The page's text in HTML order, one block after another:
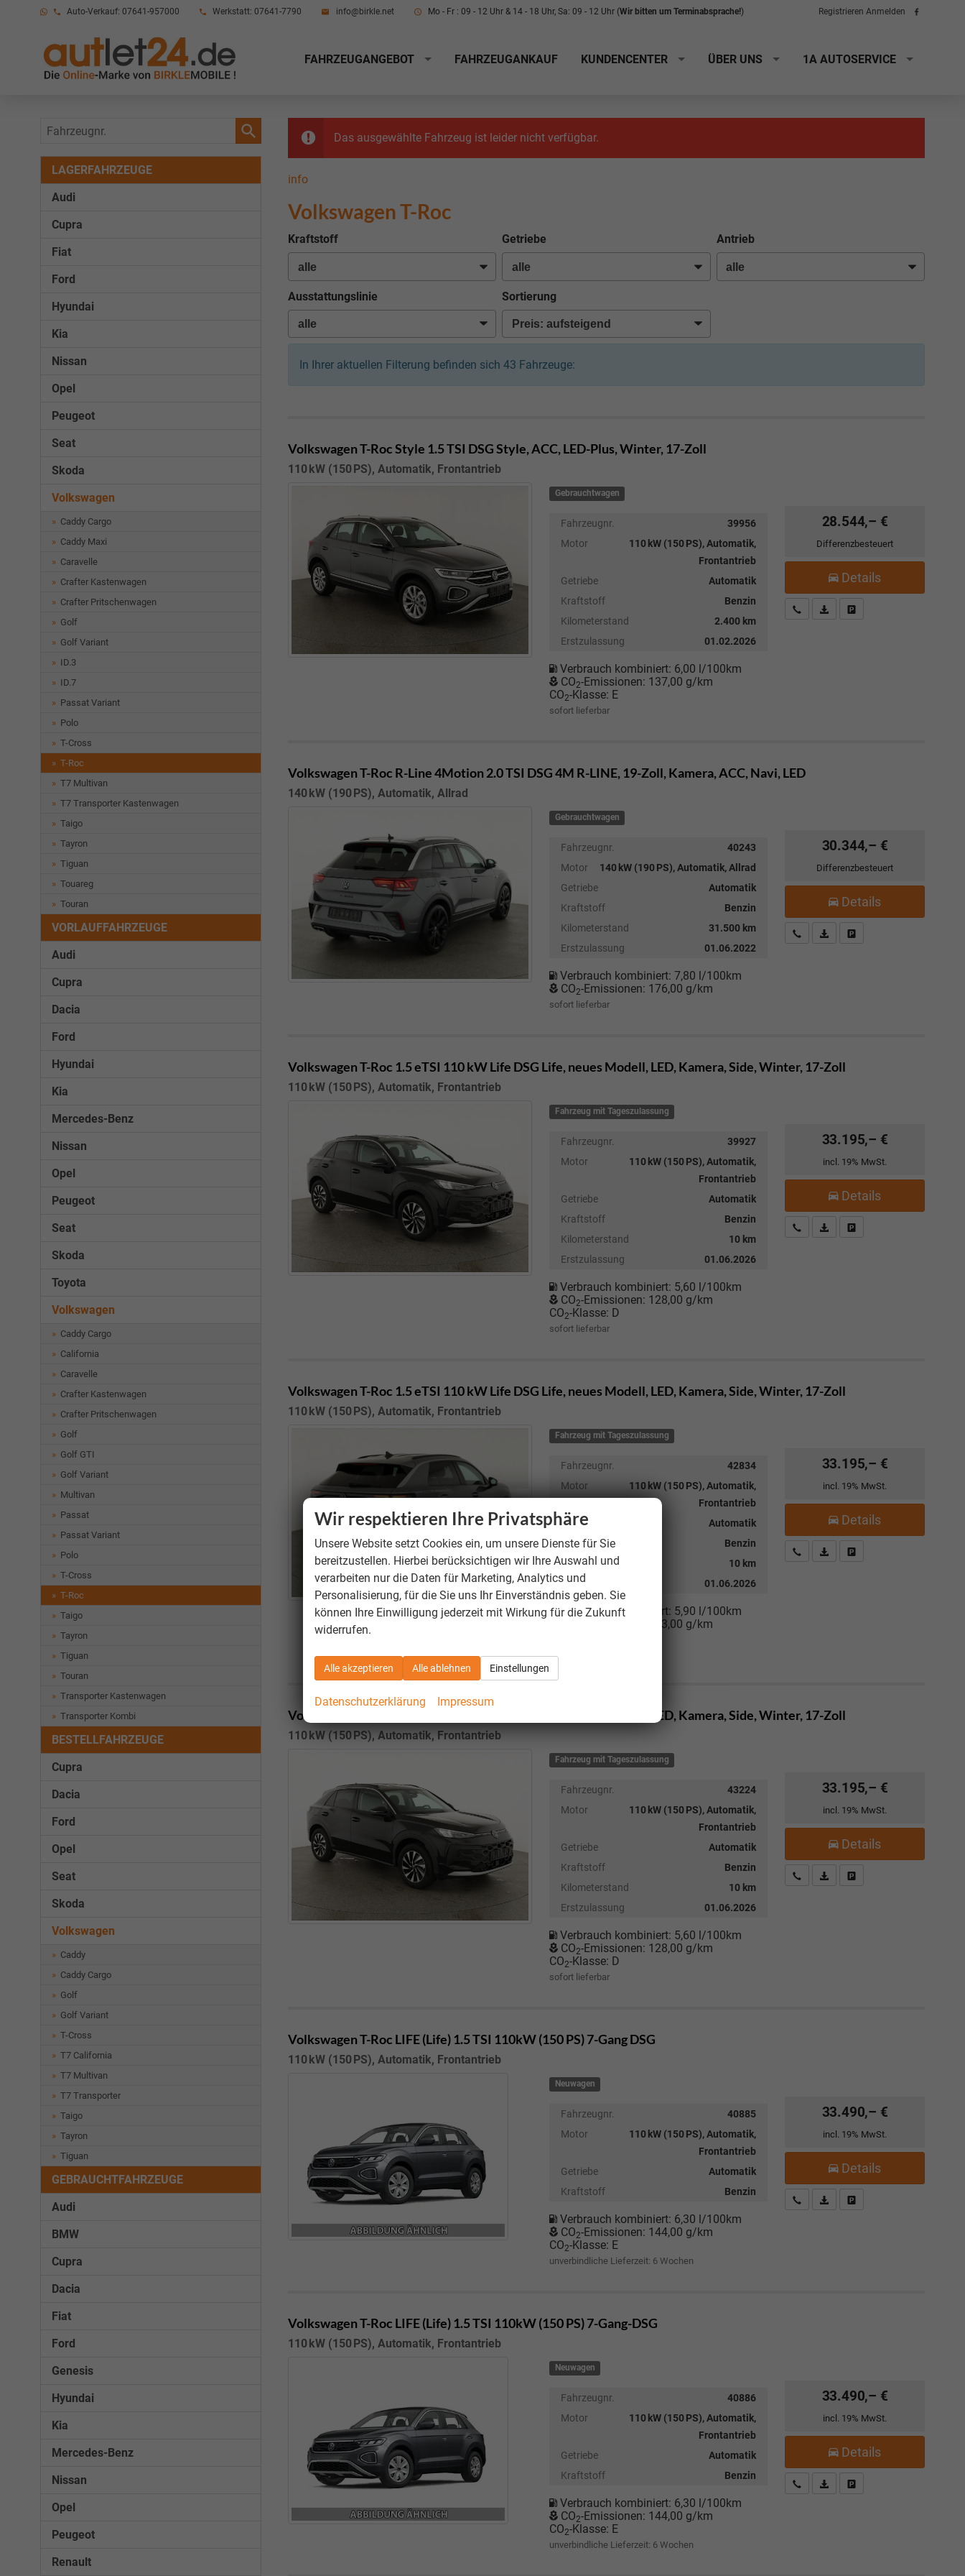
Auto-Verkauf: 07641-957000 Werkstatt: 07641-7790 info@birkle.net Mo - Fr : 09 - 12 Uhr & 14 - 18 Uhr, Sa: 09 - 12 Uhr (Wir bitten um Terminabsprache!) Registrieren Anmelden
Folge
FAHRZEUGANGEBOT FAHRZEUGANKAUF KUNDENCENTER ÜBER UNS 1A AUTOSERVICE
Das ausgewählte Fahrzeug ist leider nicht verfügbar.
info
Volkswagen T-Roc
Kraftstoff Getriebe Antrieb
Ausstattungslinie Sortierung
In Ihrer aktuellen Filterung befinden sich 43 Fahrzeuge:
Volkswagen T-RocStyle 1.5 TSI DSG Style, ACC, LED-Plus, Winter, 17-Zoll
110 kW (150 PS), Automatik, Frontantrieb
Gebrauchtwagen
Fahrzeugnr.
39956
Motor
110 kW (150 PS), Automatik,
Frontantrieb
Getriebe
Automatik
Kraftstoff
Benzin
Kilometerstand
2.400 km
Erstzulassung
01.02.2026
Verbrauch kombiniert: 6,00 l/100km
CO2-Emissionen: 137,00 g/km
CO2-Klasse: E
sofort lieferbar
28.544,– €
Differenzbesteuert
Details
Kostenloser Rückruf-Service
PDF-Datei, Fahrzeugexposé
Volkswagen T-Roc R-Line 4Motion 2.0 TSI DSG 4M R-LINE, 19-Zoll, Kamera, ACC, Navi, LED
140 kW (190 PS), Automatik, Allrad
Gebrauchtwagen
Fahrzeugnr.
40243
Motor
140 kW (190 PS), Automatik, Allrad
Getriebe
Automatik
Kraftstoff
Benzin
Kilometerstand
31.500 km
Erstzulassung
01.06.2022
Verbrauch kombiniert:7,80 l/100km
CO2-Emissionen: 176,00 g/km
sofort lieferbar
30.344,– €
Differenzbesteuert
Details
Kostenloser Rückruf-Service
PDF-Datei, Fahrzeugexposé
Volkswagen T-Roc 1.5 eTSI 110 kW Life DSG Life, neues Modell, LED, Kamera, Side, Winter, 17-Zoll
110 kW (150 PS), Automatik, Frontantrieb
Fahrzeug mit Tageszulassung
Fahrzeugnr.
39927
Motor
110 kW (150 PS), Automatik,
Frontantrieb
Getriebe
Automatik
Kraftstoff
Benzin
Kilometerstand
10 km
Erstzulassung
01.06.2026
Verbrauch kombiniert: 5,60 l/100km
CO2-Emissionen: 128,00 g/km
CO2-Klasse: D
sofort lieferbar
33.195,– €
incl. 19% MwSt.
Details
Kostenloser Rückruf-Service
PDF-Datei, Fahrzeugexposé
Volkswagen T-Roc 1.5 eTSI 110 kW Life DSG Life, neues Modell, LED, Kamera, Side, Winter, 17-Zoll
110 kW (150 PS), Automatik, Frontantrieb
Fahrzeug mit Tageszulassung
Fahrzeugnr.
42834
Motor
110 kW (150 PS), Automatik,
Frontantrieb
Getriebe
Automatik
Kraftstoff
Benzin
Kilometerstand
10 km
Erstzulassung
01.06.2026
Verbrauch kombiniert: 5,90 l/100km
133,00 g/km
33.195,– €
incl. 19% MwSt.
Details
Kostenloser Rückruf-Service
PDF-Datei, Fahrzeugexposé
Volkswagen T-Roc 1.5 eTSI 110 kW Life DSG Life, neues Modell, LED, Kamera, Side, Winter, 17-Zoll
110 kW (150 PS), Automatik, Frontantrieb
Fahrzeug mit Tageszulassung
Fahrzeugnr.
43224
Motor
110 kW (150 PS), Automatik,
Frontantrieb
Getriebe
Automatik
Kraftstoff
Benzin
Kilometerstand
10 km
Erstzulassung
01.06.2026
Verbrauch kombiniert: 5,60 l/100km
CO2-Emissionen: 128,00 g/km
CO2-Klasse: D
sofort lieferbar
33.195,– €
incl. 19% MwSt.
Details
Kostenloser Rückruf-Service
PDF-Datei, Fahrzeugexposé
Volkswagen T-Roc LIFE (Life) 1.5 TSI 110kW (150 PS) 7-Gang DSG
110 kW (150 PS), Automatik, Frontantrieb
Neuwagen
Fahrzeugnr.
40885
Motor
110 kW (150 PS), Automatik,
Frontantrieb
Getriebe
Automatik
Kraftstoff
Benzin
Verbrauch kombiniert: 6,30 l/100km
CO2-Emissionen: 144,00 g/km
CO2-Klasse: E
unverbindliche Lieferzeit: 6 Wochen
33.490,– €
incl. 19% MwSt.
Details
Kostenloser Rückruf-Service
PDF-Datei, Fahrzeugexposé
Volkswagen T-Roc LIFE (Life) 1.5 TSI 110kW (150 PS) 7-Gang-DSG
110 kW (150 PS), Automatik, Frontantrieb
Neuwagen
Fahrzeugnr.
40886
Motor
110 kW (150 PS), Automatik,
Frontantrieb
Getriebe
Automatik
Kraftstoff
Benzin
Verbrauch kombiniert: 6,30 l/100km
CO2-Emissionen: 144,00 g/km
CO2-Klasse: E
unverbindliche Lieferzeit: 6 Wochen
33.490,– €
incl. 19% MwSt.
Details
Kostenloser Rückruf-Service
PDF-Datei, Fahrzeugexposé
Fahrzeugnr.
LAGERFAHRZEUGE
Audi
Cupra
Fiat
Ford
Hyundai
Kia
Nissan
Opel
Peugeot
Seat
Skoda
Volkswagen
Caddy Cargo
Caddy Maxi
Caravelle
Crafter Kastenwagen
Crafter Pritschenwagen
Golf
Golf Variant
ID.3
ID.7
Passat Variant
Polo
T-Cross
T-Roc
T7 Multivan
T7 Transporter Kastenwagen
Taigo
Tayron
Tiguan
Touareg
Touran
VORLAUFFAHRZEUGE
Audi
Cupra
Dacia
Ford
Hyundai
Kia
Mercedes-Benz
Nissan
Opel
Peugeot
Seat
Skoda
Toyota
Volkswagen
Caddy Cargo
California
Caravelle
Crafter Kastenwagen
Crafter Pritschenwagen
Golf
Golf GTI
Golf Variant
Multivan
Passat
Passat Variant
Polo
T-Cross
T-Roc
Taigo
Tayron
Tiguan
Touran
Transporter Kastenwagen
Transporter Kombi
BESTELLFAHRZEUGE
Cupra
Dacia
Ford
Opel
Seat
Skoda
Volkswagen
Caddy
Caddy Cargo
Golf
Golf Variant
T-Cross
T7 California
T7 Multivan
T7 Transporter
Taigo
Tayron
Tiguan
GEBRAUCHTFAHRZEUGE
Audi
BMW
Cupra
Dacia
Fiat
Ford
Genesis
Hyundai
Kia
Mercedes-Benz
Nissan
Opel
Peugeot
Renault
Wir respektieren Ihre Privatsphäre
Unsere Website setzt Cookies ein, um unsere Dienste für Sie
bereitzustellen. Hierbei berücksichtigen wir Ihre Auswahl und
verarbeiten nur die Daten für Marketing, Analytics und
Personalisierung, für die Sie uns Ihr Einverständnis geben. Sie
können Ihre Einwilligung jederzeit mit Wirkung für die Zukunft
widerrufen.
Alle akzeptieren Alle ablehnen Einstellungen
Datenschutzerklärung Impressum